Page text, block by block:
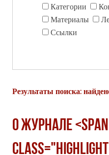
Категории
Материалы
Ссылки
Результаты поиска:
О журнале <span